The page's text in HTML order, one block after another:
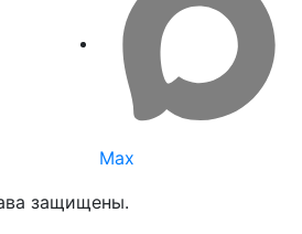
Max
защищены.